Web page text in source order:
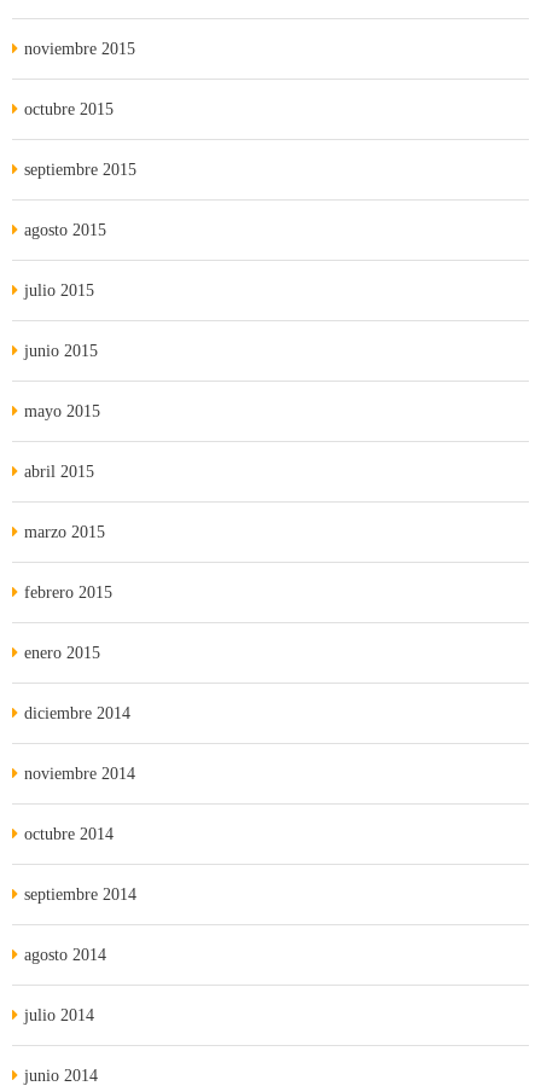
noviembre 2015
octubre 2015
septiembre 2015
agosto 2015
julio 2015
junio 2015
mayo 2015
abril 2015
marzo 2015
febrero 2015
enero 2015
diciembre 2014
noviembre 2014
octubre 2014
septiembre 2014
agosto 2014
julio 2014
junio 2014